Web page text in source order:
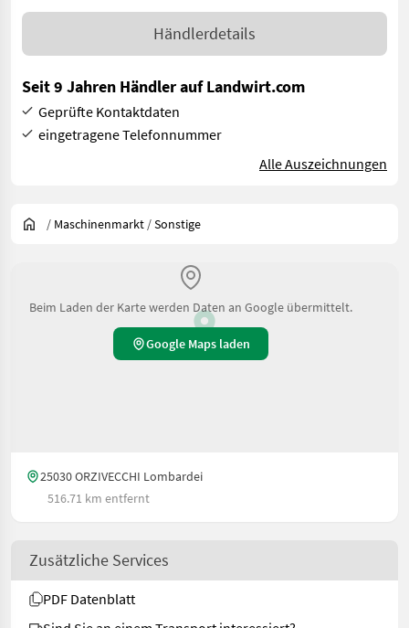
Händlerdetails
Seit 9 Jahren Händler auf Landwirt.com
Geprüfte Kontaktdaten
eingetragene Telefonnummer
Alle Auszeichnungen
/ Maschinenmarkt /Sonstige
Beim Laden der Karte werden Daten an Google übermittelt.
Google Maps laden
25030 ORZIVECCHI Lombardei
516.71 km entfernt
Zusätzliche Services
PDF Datenblatt